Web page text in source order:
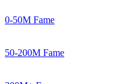
0-50M Fame
50-200M Fame